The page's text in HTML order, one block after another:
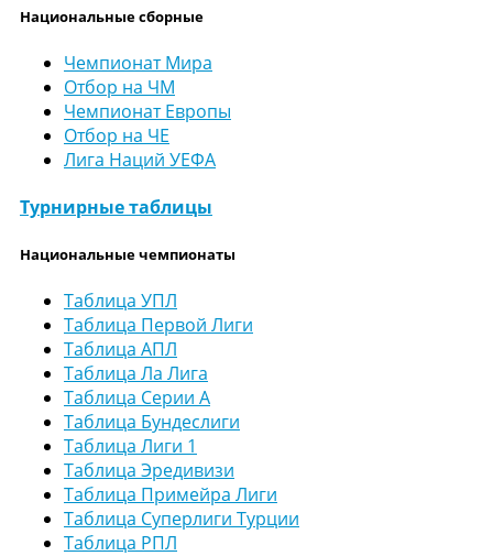
Национальные сборные
Чемпионат Мира
Отбор на ЧМ
Чемпионат Европы
Отбор на ЧЕ
Лига Наций УЕФА
Турнирные таблицы
Национальные чемпионаты
Таблица УПЛ
Таблица Первой Лиги
Таблица АПЛ
Таблица Ла Лига
Таблица Серии А
Таблица Бундеслиги
Таблица Лиги 1
Таблица Эредивизи
Таблица Примейра Лиги
Таблица Суперлиги Турции
Таблица РПЛ